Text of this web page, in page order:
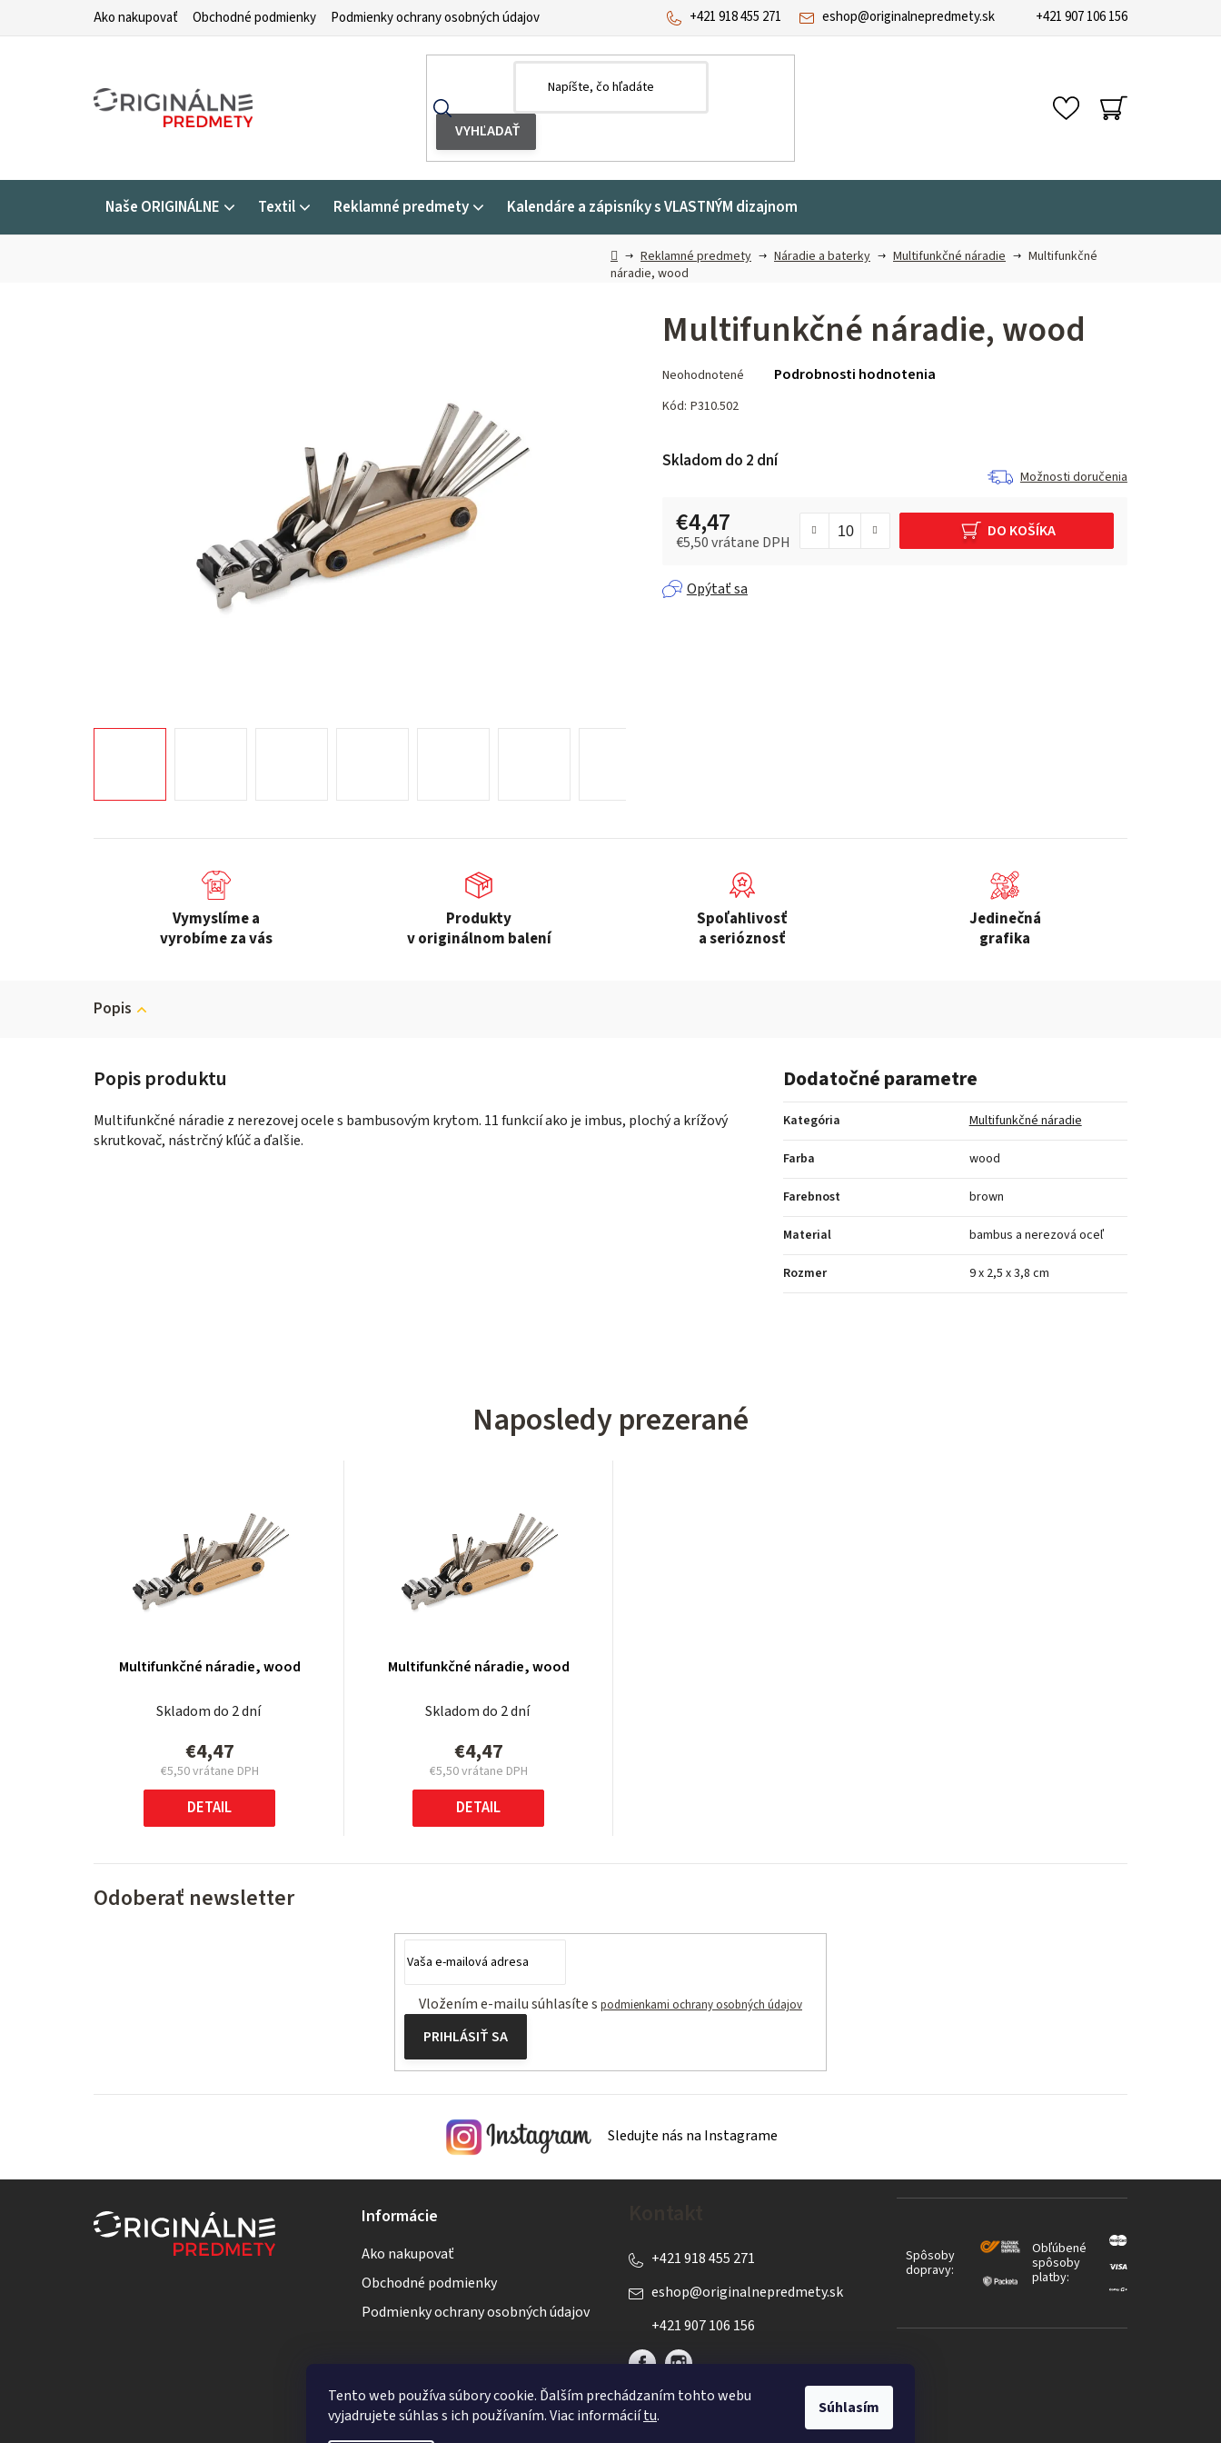
Tento web používa súbory cookie. Ďalším prechádzaním tohto webu
vyjadrujete súhlas s ich používaním. Viac informáciítu. Súhlasím
Ako nakupovať Obchodné podmienky Podmienky ochrany osobných údajov eshop@originalnepredmety.sk
+421 918 455 271 +421 907 106 156
NÁKUPNÝ
KOŠÍK
Naše ORIGINÁLNE Textil Reklamné predmety Kalendáre a zápisníky s VLASTNÝM dizajnom
DomovReklamné predmety Náradie a baterky Multifunkčné náradie
Multifunkčné
náradie, wood
Multifunkčné náradie, wood
hodnotenie
produktu
z 5
Neohodnotené Podrobnosti hodnotenia
Kód: P310.502
Skladom do 2 dní
Možnosti doručenia
€4,47
€5,50 vrátane DPH
DO KOŠÍKA
Opýtať sa
Vymyslíme a
vyrobíme za vás
Produkty
v originálnom balení
Spoľahlivosť
a serióznosť
Jedinečná
grafika
Popis
Multifunkčné náradie z nerezovej ocele s bambusovým krytom. 11 funkcií ako je imbus, plochý a krížový
skrutkovač, nástrčný kľúč a ďalšie.
Dodatočné parametre
Kategória Multifunkčné náradie
Farba wood
Farebnost brown
Material bambus a nerezová oceľ
Rozmer 9 x 2,5 x 3,8 cm
Naposledy prezerané
Multifunkčné náradie, wood
Skladom do 2 dní
€4,47
€5,50 vrátane DPH
Jednotková
cena:
DETAIL
Multifunkčné náradie, wood
Skladom do 2 dní
€4,47
€5,50 vrátane DPH
Jednotková
cena:
DETAIL
Odoberať newsletter
Vložením e-mailu súhlasíte s podmienkami ochrany osobných údajov
PRIHLÁSIŤ SA
Sledujte nás na Instagrame
Informácie
Ako nakupovať
Obchodné podmienky
Podmienky ochrany osobných údajov
eshop@originalnepredmety.sk
+421 918 455 271
+421 907 106 156
Spôsoby
dopravy:
Obľúbené
spôsoby
platby: